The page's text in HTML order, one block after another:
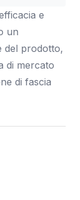
e
un
del prodotto,
di mercato
di fascia